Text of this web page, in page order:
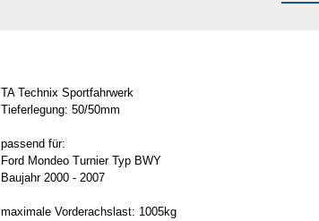
TA Technix Sportfahrwerk
Tieferlegung: 50/50mm
passend für:
Ford Mondeo Turnier Typ BWY
Baujahr 2000 - 2007
maximale Vorderachslast: 1005kg